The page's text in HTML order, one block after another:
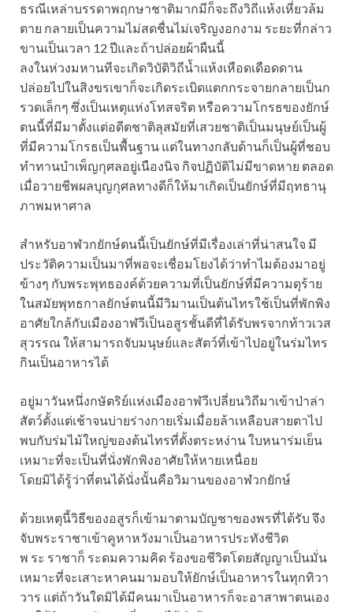
ธรณีเหล่าบรรดาพฤกษาชาติมากมีก็จะถึงวิถีแห้งเหี่ยวล้ม
ตาย กลายเป็นความไม่สดชื่นไม่เจริญงอกงาม ระยะที่กล่าว
ขานเป็นเวลา 12 ปีและถ้าปล่อยผ้าผืนนี้
ลงในห่วงมหานทีจะเกิดวิบัติวิถีน้ำแห้งเหือดเดือดดาน
ปล่อยไปในสิงขรเขาก็จะเกิดระเบิดแตกกระจายกลายเป็นก
รวดเล็กๆ ซึ่งเป็นเหตุแห่งโทสจริต หรือความโกรธของยักษ์
ตนนี้ที่มีมาตั้งแต่อดีตชาติลุสมัยที่เสวยชาติเป็นมนุษย์เป็นผู้
ที่มีความโกรธเป็นพื้นฐาน แต่ในทางกลับด้านก็เป็นผู้ที่ชอบ
ทำทานบำเพ็ญกุศลอยู่เนืองนิจ กิจปฏิบัติไม่มีขาดหาย ตลอด
เมื่อวายชีพผลบุญกุศลทางดีก็ให้มาเกิดเป็นยักษ์ที่มีฤทธานุ
ภาพมหาศาล
สำหรับอาฬวกยักษ์ตนนี้เป็นยักษ์ที่มีเรื่องเล่าที่น่าสนใจ มี
ประวัติความเป็นมาที่พอจะเชื่อมโยงได้ว่าทำไมต้องมาอยู่
ข้างๆ กับพระพุทธองค์ด้วยความที่เป็นยักษ์ที่มีความดุร้าย
ในสมัยพุทธกาลยักษ์ตนนี้มีวิมานเป็นต้นไทรใช้เป็นที่พักพิง
อาศัยใกล้กับเมืองอาฬวีเป็นอสูรชั้นดีที่ได้รับพรจากท้าวเวส
สุวรรณ ให้สามารถจับมนุษย์และสัตว์ที่เข้าไปอยู่ในร่มไทร
กินเป็นอาหารได้
อยู่มาวันหนึ่งกษัตริย์แห่งเมืองอาฬวีเปลี่ยนวิถีมาเข้าป่าล่า
สัตว์ตั้งแต่เช้าจนบ่ายร่างกายเริ่มเมื่อยล้าเหลือบสายตาไป
พบกับร่มไม้ใหญ่ของต้นไทรที่ตั้งตระหง่าน ใบหนาร่มเย็น
เหมาะที่จะเป็นที่นั่งพักพิงอาศัยให้หายเหนื่อย
โดยมิได้รู้ว่าที่ตนได้นั่งนั้นคือวิมานของอาฬวกยักษ์
ด้วยเหตุนี้วิธีของอสูรก็เข้ามาตามบัญชาของพรที่ได้รับ จึง
จับพระราชาเข้าคูหาหวังมาเป็นอาหารประทังชีวิต
พ ระ ราชาก็ ระดมความคิด ร้องขอชีวิตโดยสัญญาเป็นมั่น
เหมาะที่จะเสาะหาคนมามอบให้ยักษ์เป็นอาหารในทุกทิวา
วาร แต่ถ้าวันใดมิได้มีคนมาเป็นอาหารก็จะอาสาพาตนเอง